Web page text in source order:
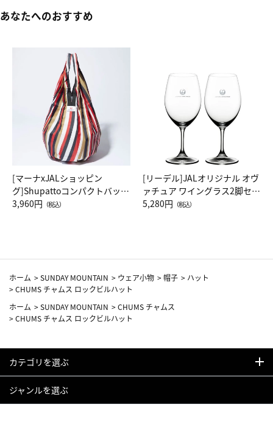
あなたへのおすすめ
[マーナxJALショッピン
グ]Shupattoコンパクトバッグ
Drop JAL客室乗務員（LC）ス
3,960円 （税込）
[リーデル]JALオリジナル オヴ
ァチュア ワイングラス2脚セッ
ト（レッドワイン）
5,280円 （税込）
ホーム >SUNDAY MOUNTAIN > ウェア小物 >帽子 > ハット
>CHUMS チャムス ロックビルハット
ホーム >SUNDAY MOUNTAIN >CHUMS チャムス
>CHUMS チャムス ロックビルハット
カテゴリを選ぶ
ジャンルを選ぶ